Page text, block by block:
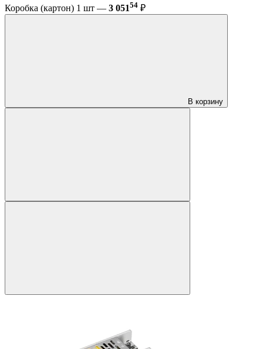
Коробка (картон) 1 шт — 3 05154 ₽
В корзину